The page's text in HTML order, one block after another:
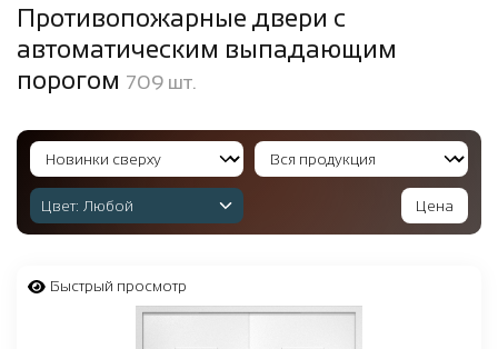
Противопожарные двери с
автоматическим выпадающим
порогом 709 шт.
Цвет: Любой Цена
от
Быстрый просмотр